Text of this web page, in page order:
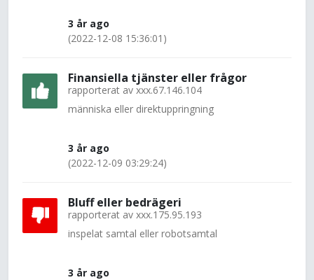
3 år ago
(2022-12-08 15:36:01)
Finansiella tjänster eller frågor
rapporterat av xxx.67.146.104
människa eller direktuppringning
3 år ago
(2022-12-09 03:29:24)
Bluff eller bedrägeri
rapporterat av xxx.175.95.193
inspelat samtal eller robotsamtal
3 år ago